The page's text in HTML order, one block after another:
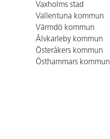
Vaxholms stad
Vallentuna kommun
Värmdö kommun
Älvkarleby kommun
Österåkers kommun
Östhammars kommun